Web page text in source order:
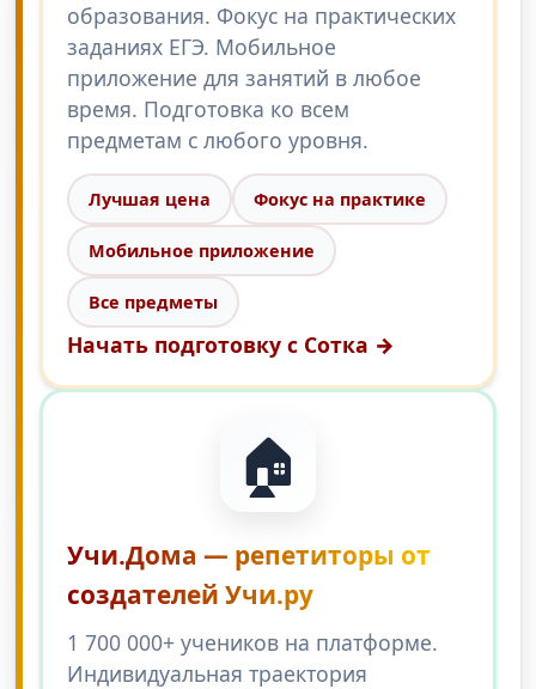
образования. Фокус на практических
заданиях ЕГЭ. Мобильное
приложение для занятий в любое
время. Подготовка ко всем
предметам с любого уровня.
Лучшая цена Фокус на практике
Мобильное приложение
Все предметы
Начать подготовку с Сотка →
🏠
Учи.Дома — репетиторы от
создателей Учи.ру
1 700 000+ учеников на платформе.
Индивидуальная траектория